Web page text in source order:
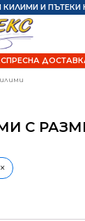
КИЛИМИ И ПЪТЕКИ
С
×